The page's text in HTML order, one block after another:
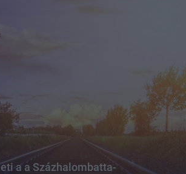
a a Százhalombatta-